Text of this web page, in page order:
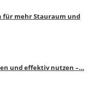
für mehr Stauraum und
und effektiv nutzen –…